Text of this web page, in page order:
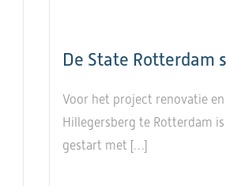
De State Rotterdam
Voor het project renovatie
Hillegersberg te Rotterdam is
gestart met […]